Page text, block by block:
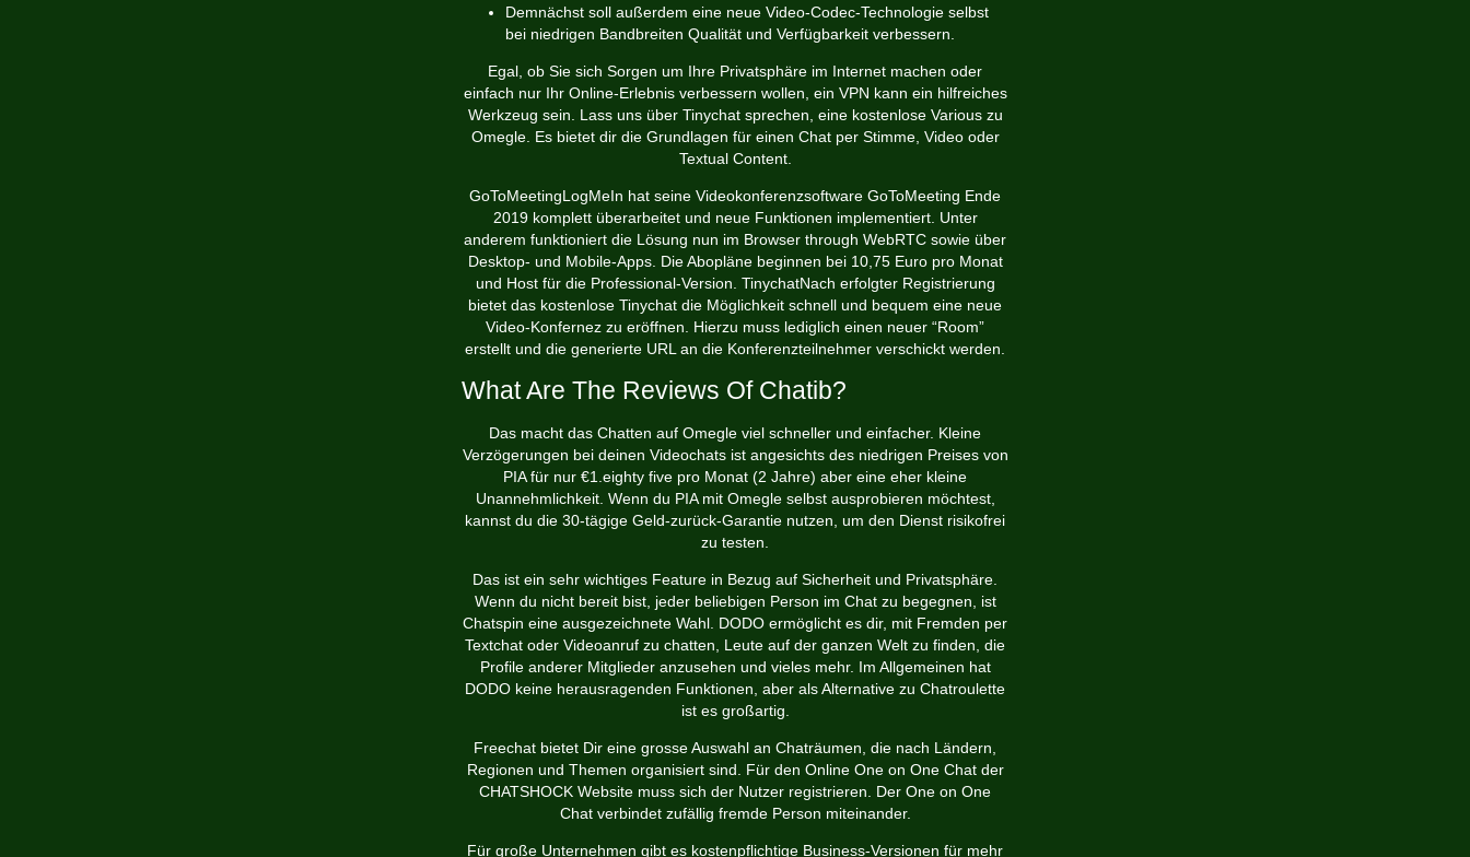
Demnächst soll außerdem eine neue Video-Codec-Technologie selbst
bei niedrigen Bandbreiten Qualität und Verfügbarkeit verbessern.
Egal, ob Sie sich Sorgen um Ihre Privatsphäre im Internet machen oder
einfach nur Ihr Online-Erlebnis verbessern wollen, ein VPN kann ein hilfreiches
Werkzeug sein. Lass uns über Tinychat sprechen, eine kostenlose Various zu
Omegle. Es bietet dir die Grundlagen für einen Chat per Stimme, Video oder
Textual Content.
GoToMeetingLogMeIn hat seine Videokonferenzsoftware GoToMeeting Ende
2019 komplett überarbeitet und neue Funktionen implementiert. Unter
anderem funktioniert die Lösung nun im Browser through WebRTC sowie über
Desktop- und Mobile-Apps. Die Abopläne beginnen bei 10,75 Euro pro Monat
und Host für die Professional-Version. TinychatNach erfolgter Registrierung
bietet das kostenlose Tinychat die Möglichkeit schnell und bequem eine neue
Video-Konfernez zu eröffnen. Hierzu muss lediglich einen neuer “Room”
erstellt und die generierte URL an die Konferenzteilnehmer verschickt werden.
What Are The Reviews Of Chatib?
Das macht das Chatten auf Omegle viel schneller und einfacher. Kleine
Verzögerungen bei deinen Videochats ist angesichts des niedrigen Preises von
PIA für nur €1.eighty five pro Monat (2 Jahre) aber eine eher kleine
Unannehmlichkeit. Wenn du PIA mit Omegle selbst ausprobieren möchtest,
kannst du die 30-tägige Geld-zurück-Garantie nutzen, um den Dienst risikofrei
zu testen.
Das ist ein sehr wichtiges Feature in Bezug auf Sicherheit und Privatsphäre.
Wenn du nicht bereit bist, jeder beliebigen Person im Chat zu begegnen, ist
Chatspin eine ausgezeichnete Wahl. DODO ermöglicht es dir, mit Fremden per
Textchat oder Videoanruf zu chatten, Leute auf der ganzen Welt zu finden, die
Profile anderer Mitglieder anzusehen und vieles mehr. Im Allgemeinen hat
DODO keine herausragenden Funktionen, aber als Alternative zu Chatroulette
ist es großartig.
Freechat bietet Dir eine grosse Auswahl an Chaträumen, die nach Ländern,
Regionen und Themen organisiert sind. Für den Online One on One Chat der
CHATSHOCK Website muss sich der Nutzer registrieren. Der One on One
Chat verbindet zufällig fremde Person miteinander.
Für große Unternehmen gibt es kostenpflichtige Business-Versionen für mehr